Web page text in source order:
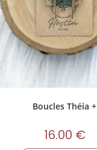
Boucles Théia +
16.00 €